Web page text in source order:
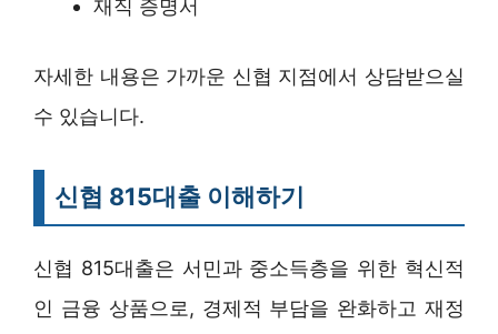
재직 증명서
자세한 내용은 가까운 신협 지점에서 상담받으실
수 있습니다.
신협 815대출 이해하기
신협 815대출은 서민과 중소득층을 위한 혁신적
인 금융 상품으로, 경제적 부담을 완화하고 재정